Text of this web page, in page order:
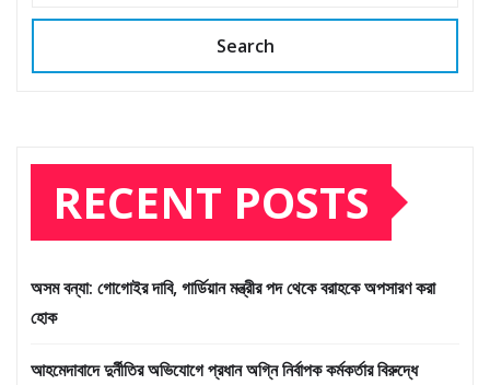
Search
RECENT POSTS
অসম বন্যা: গোগোইর দাবি, গার্ডিয়ান মন্ত্রীর পদ থেকে বরাহকে অপসারণ করা
হোক
আহমেদাবাদে দুর্নীতির অভিযোগে প্রধান অগ্নি নির্বাপক কর্মকর্তার বিরুদ্ধে